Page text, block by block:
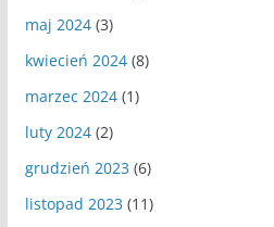
maj 2024(3)
kwiecień 2024(8)
marzec 2024(1)
luty 2024(2)
grudzień 2023 (6)
listopad 2023 (11)